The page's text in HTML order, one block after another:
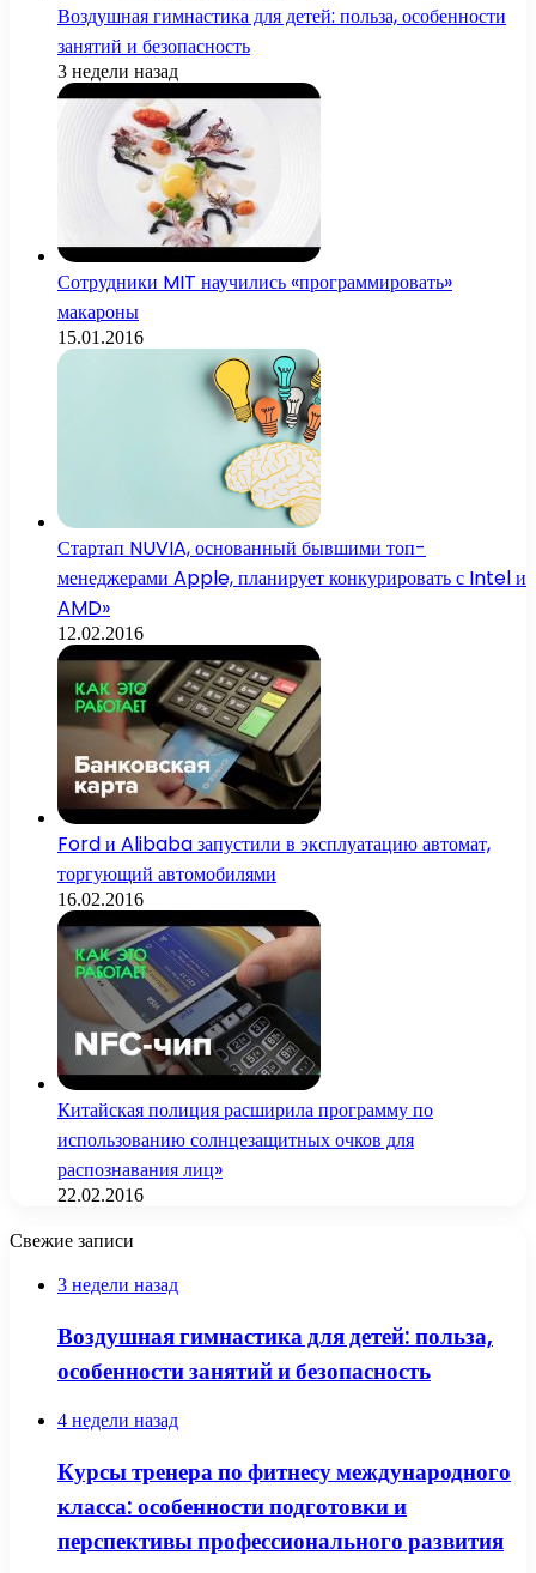
Воздушная гимнастика для детей: польза, особенности
занятий и безопасность
3 недели назад
Сотрудники MIT научились «программировать»
макароны
15.01.2016
Стартап NUVIA, основанный бывшими топ-
менеджерами Apple, планирует конкурировать с Intel и
AMD»
12.02.2016
Ford и Alibaba запустили в эксплуатацию автомат,
торгующий автомобилями
16.02.2016
Китайская полиция расширила программу по
использованию солнцезащитных очков для
распознавания лиц»
22.02.2016
Свежие записи
3 недели назад
Воздушная гимнастика для детей: польза,
особенности занятий и безопасность
4 недели назад
Курсы тренера по фитнесу международного
класса: особенности подготовки и
перспективы профессионального развития